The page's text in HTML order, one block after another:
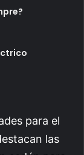
para el
las